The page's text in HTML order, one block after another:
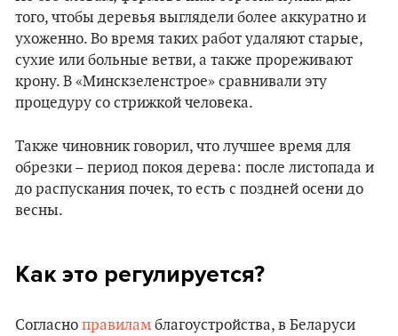
того, чтобы деревья выглядели более аккуратно и
ухоженно. Во время таких работ удаляют старые,
сухие или больные ветви, а также прореживают
крону. В «Минскзеленстрое» сравнивали эту
процедуру со стрижкой человека.
Также чиновник говорил, что лучшее время для
обрезки – период покоя дерева: после листопада и
до распускания почек, то есть с поздней осени до
весны.
Как это регулируется?
Согласно правилам благоустройства, в Беларуси